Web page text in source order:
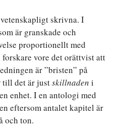
skrivna. I
är granskade och
proportionellt med
vore det orättvist att
är ”bristen” på
till det är justskillnaden i
enhet. I en antologi med
eftersom antalet kapitel är
och ton.